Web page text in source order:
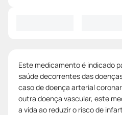
Este medicamento é indicado
saúde decorrentes das
caso de doença arterial
outra doença vascular, este
a vida ao reduzir o risco de